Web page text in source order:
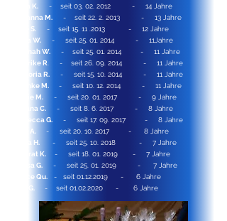
Nina K. - seit 03. 02. 2012 - 14 Jahre
Johanna M. - seit 22. 2. 2013 - 13 Jahre
Line S.
- seit 15. 11 .2013 - 12 Jahre
Finja W. - seit 25. 01. 2014 - 11Jahre
Hannah W. - seit 25. 01. 2014 - 11 Jahre
Annrike R . - seit 26. 09. 2014 - 11 Jahre
Victoria R. - seit 15. 10. 2014 - 11 Jahre
Feenke M.
- seit 10. 12. 2014 - 11 Jahre
Marie M. - seit 20. 01. 2017 - 9 Jahre
Aiyana C. - seit 8. 6. 2017 - 8 Jahre
Rebecca G. - seit 17. 09. 2017 - 8 Jahre
Lisa A.
- seit 20. 10. 2017 - 8 Jahre
Alida H. - seit 25. 10. 2018 - 7 Jahre
Nimrat K. - seit 18. 01. 2019 - 7 Jahre
Alissa G. - seit 25. 01. 2019 - 7 Jahre
Joyce Qu. - seit 01.12.2019 - 6 Jahre
Zoe G.
- seit 01.02.2020 - 6 Jahre